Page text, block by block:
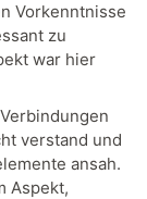
Vorkenntnisse
zu
war hier
verstand und
ansah.
Aspekt,